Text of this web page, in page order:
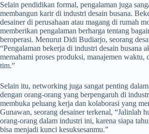
Selain pendidikan formal, pengalaman juga
membangun karir di industri desain busana.
desainer di perusahaan atau magang di rumah
memberikan pengalaman berharga tentang
beroperasi. Menurut Didi Budiarjo, seorang
“Pengalaman bekerja di industri desain busana
memahami proses produksi, manajemen waktu,
tim.”
Selain itu, networking juga sangat penting
dengan orang-orang yang berpengaruh di
membuka peluang kerja dan kolaborasi yang
Gunawan, seorang desainer terkenal, “Jalinlah
orang-orang dalam industri ini, karena siapa
bisa menjadi kunci kesuksesanmu.”